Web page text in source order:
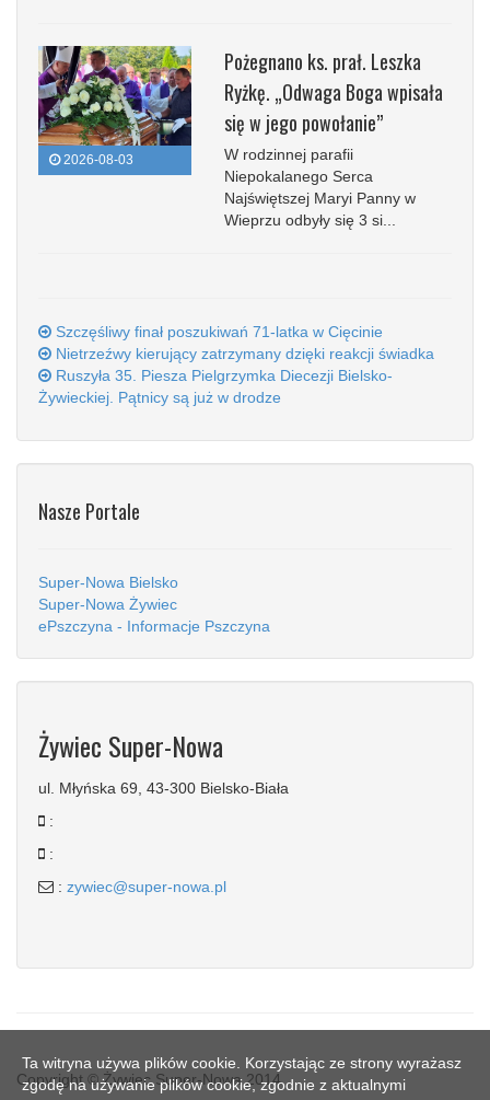
2026-08-03
Pożegnano ks. prał. Leszka
Ryżkę. „Odwaga Boga wpisała
się w jego powołanie”
W rodzinnej parafii
Niepokalanego Serca
Najświętszej Maryi Panny w
Wieprzu odbyły się 3 si...
Szczęśliwy finał poszukiwań 71-latka w Cięcinie
Nietrzeźwy kierujący zatrzymany dzięki reakcji świadka
Ruszyła 35. Piesza Pielgrzymka Diecezji Bielsko-
Żywieckiej. Pątnicy są już w drodze
Nasze Portale
Super-Nowa Bielsko
Super-Nowa Żywiec
ePszczyna - Informacje Pszczyna
Żywiec Super-Nowa
ul. Młyńska 69, 43-300 Bielsko-Biała
:
:
: zywiec@super-nowa.pl
Copyright © Żywiec Super-Nowa 2014
Ta witryna używa plików cookie. Korzystając ze strony wyrażasz
zgodę na używanie plików cookie, zgodnie z aktualnymi